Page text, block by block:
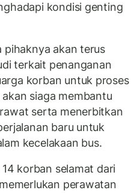
kondisi genting
pihaknya akan terus
terkait penanganan
korban untuk proses
siaga membantu
serta menerbitkan
baru untuk
kecelakaan bus.
korban selamat dari
perawatan